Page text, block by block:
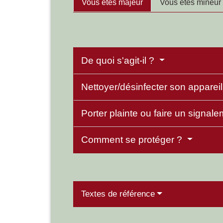
Vous êtes majeur Vous êtes mineur
De quoi s'agit-il ?
Nettoyer/désinfecter son appareil
Porter plainte ou faire un
Comment se protéger ?
Textes de référence